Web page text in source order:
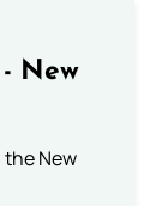
New
the New